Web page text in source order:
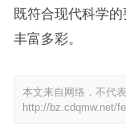
既符合现代科学
丰富多彩。
本文来自网络，不代
http://bz.cdqmw.net/